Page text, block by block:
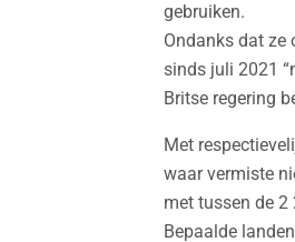
gebruiken.
Ondanks dat ze
sinds juli 2021
Britse regering
Met
waar vermiste
met tussen de 2
Bepaalde